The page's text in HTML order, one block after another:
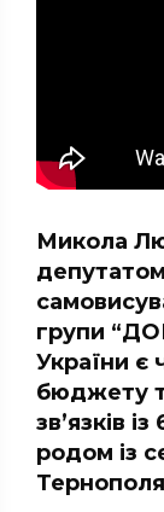
Микола
групи
України є
бюджету
зв’язків
родом із